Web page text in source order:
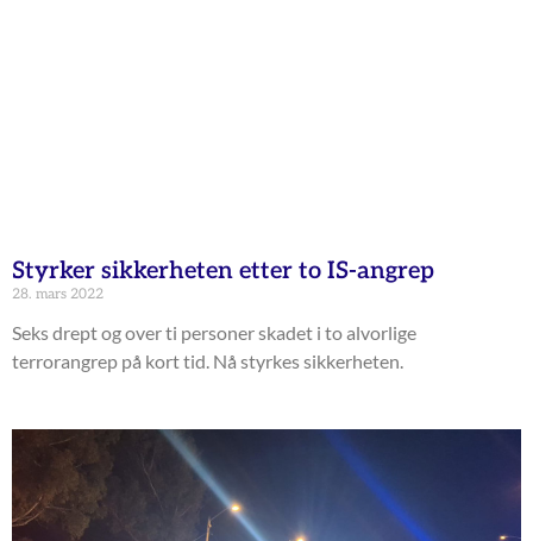
Styrker sikkerheten etter to IS-angrep
28. mars 2022
Seks drept og over ti personer skadet i to alvorlige
terrorangrep på kort tid. Nå styrkes sikkerheten.